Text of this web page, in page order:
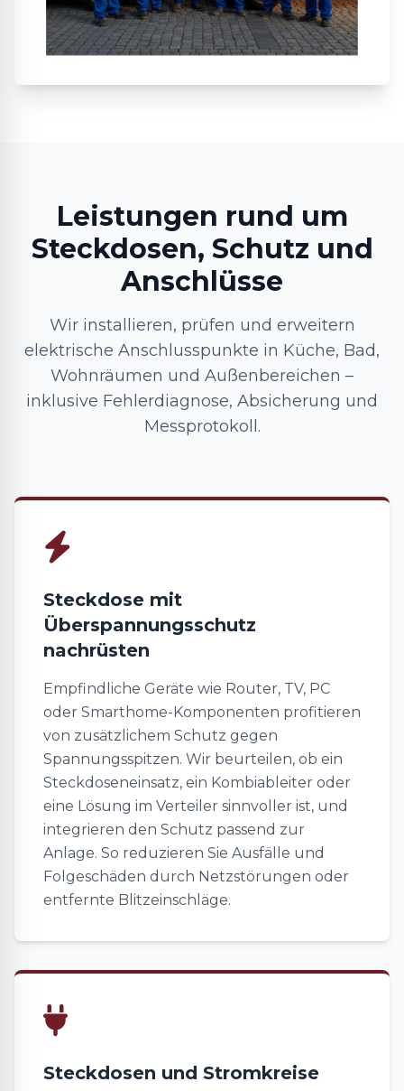
Leistungen rund um
Steckdosen, Schutz und
Anschlüsse
Wir installieren, prüfen und erweitern
elektrische Anschlusspunkte in Küche, Bad,
Wohnräumen und Außenbereichen –
inklusive Fehlerdiagnose, Absicherung und
Messprotokoll.
Steckdose mit
Überspannungsschutz
nachrüsten
Empfindliche Geräte wie Router, TV, PC
oder Smarthome-Komponenten profitieren
von zusätzlichem Schutz gegen
Spannungsspitzen. Wir beurteilen, ob ein
Steckdoseneinsatz, ein Kombiableiter oder
eine Lösung im Verteiler sinnvoller ist, und
integrieren den Schutz passend zur
Anlage. So reduzieren Sie Ausfälle und
Folgeschäden durch Netzstörungen oder
entfernte Blitzeinschläge.
Steckdosen und Stromkreise